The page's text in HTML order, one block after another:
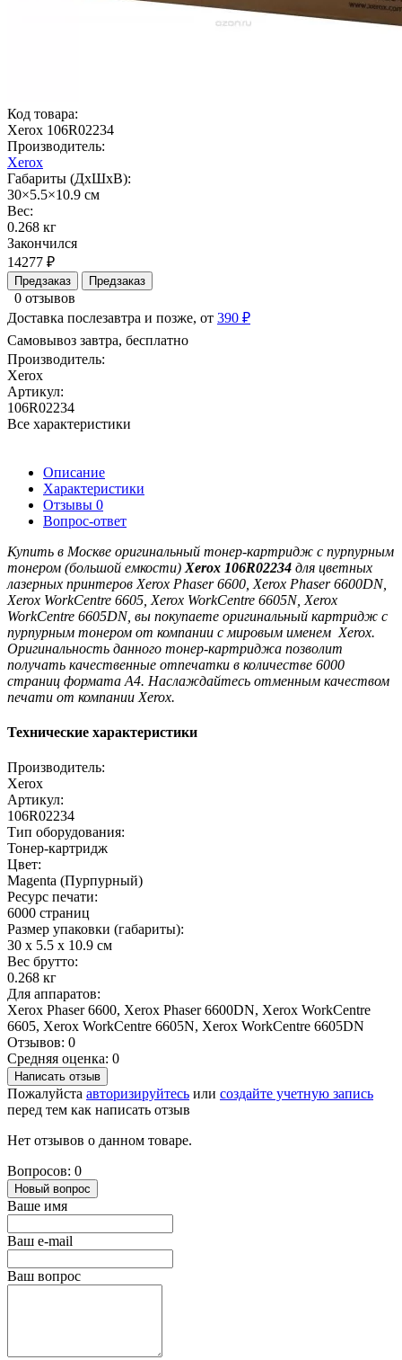
Код товара:
Xerox 106R02234
Производитель:
Xerox
Габариты (ДхШхВ):
30×5.5×10.9 см
Вес:
0.268 кг
Закончился
14277 ₽
Предзаказ Предзаказ
0 отзывов
Доставка послезавтра и позже, от 390 ₽
Самовывоз завтра, бесплатно
Производитель:
Xerox
Артикул:
106R02234
Все характеристики
Описание
Характеристики
Отзывы 0
Вопрос-ответ
Купить в Москве оригинальный тонер-картридж с пурпурным
тонером (большой емкости) Xerоx 106R02234 для цветных
лазерных принтеров Xerox Phaser 6600, Xerox Phaser 6600DN,
Xerox WorkCentre 6605, Xerox WorkCentre 6605N, Xerox
WorkCentre 6605DN, вы покупаете оригинальный картридж с
пурпурным тонером от компании с мировым именем Xerox.
Оригинальность данного тонер-картриджа позволит
получать качественные отпечатки в количестве 6000
страниц формата А4. Наслаждайтесь отменным качеством
печати от компании Xerox.
Технические характеристики
Производитель:
Xerox
Артикул:
106R02234
Тип оборудования:
Тонер-картридж
Цвет:
Magenta (Пурпурный)
Ресурс печати:
6000 страниц
Размер упаковки (габариты):
30 x 5.5 x 10.9 см
Вес брутто:
0.268 кг
Для аппаратов:
Xerox Phaser 6600, Xerox Phaser 6600DN, Xerox WorkCentre
6605, Xerox WorkCentre 6605N, Xerox WorkCentre 6605DN
Отзывов: 0
Средняя оценка: 0
Написать отзыв
Пожалуйста авторизируйтесь или создайте учетную запись
перед тем как написать отзыв
Нет отзывов о данном товаре.
Вопросов: 0
Новый вопрос
Ваше имя
Ваш e-mail
Ваш вопрос